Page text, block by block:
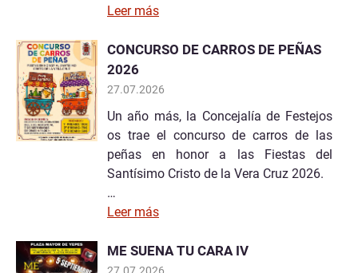
Leer más
CONCURSO DE CARROS DE PEÑAS
2026
27.07.2026
Un año más, la Concejalía de Festejos
os trae el concurso de carros de las
peñas en honor a las Fiestas del
Santísimo Cristo de la Vera Cruz 2026.
…
Leer más
ME SUENA TU CARA IV